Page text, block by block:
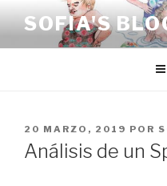
contenido
SOFIA'S
PUBLICADO
EL
20 MARZO, 2019 POR
Análisis de un